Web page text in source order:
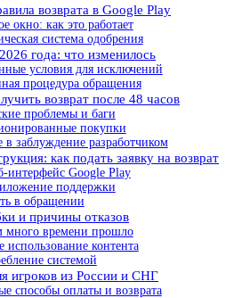
возврата в Google Play
окно: как это работает
система одобрения
года: что изменилось
условия для исключений
процедура обращения
возврат после 48 часов
проблемы и баги
покупки
в заблуждение разработчиком
как подать заявку на возврат
интерфейс Google Play
поддержки
в обращении
и причины отказов
много времени прошло
использование контента
системой
игроков из России и СНГ
способы оплаты и возврата